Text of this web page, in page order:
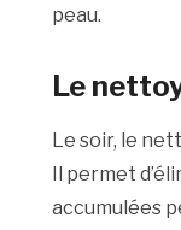
peau.
Le
Le soir, le
Il permet
accumulées